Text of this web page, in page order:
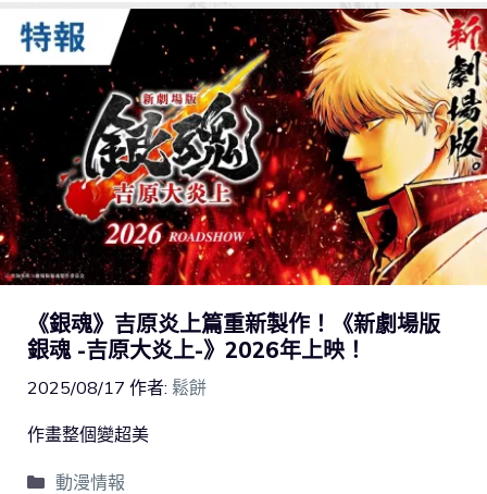
《銀魂》吉原炎上篇重新製作！《新劇場版
銀魂 -吉原大炎上-》2026年上映！
2025/08/17 作者: 鬆餅
作畫整個變超美
動漫情報